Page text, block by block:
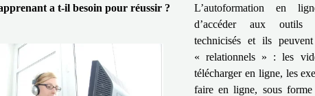
a t-il besoin pour réussir ?
L’autoformation en
d’accéder aux outils
technicisés et ils
« relationnels » : les
télécharger en ligne, les
faire en ligne, sous